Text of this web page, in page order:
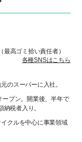
高ゴミ拾い責任者）
各種SNSはこちら
のスーパーに入社。
ープン。開業後、半年で
税者入り。
クルを中心に事業領域